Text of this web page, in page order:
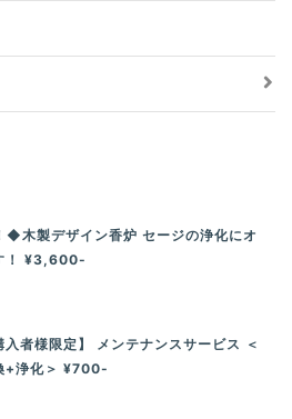
木製デザイン香炉 セージの浄化にオ
！ ¥3,600-
入者様限定】 メンテナンスサービス ＜
+浄化＞ ¥700-